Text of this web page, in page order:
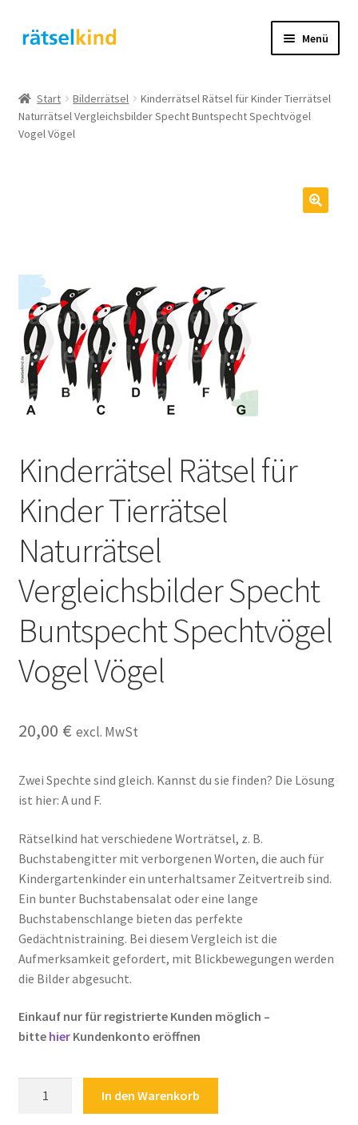
Zur
Navigation
Zum
Inhalt
Menü
AGB
Impressum
Kasse
Kontakt
Kostenlose Rätsel
Mein Konto
Shop
Über Rätselkind
Versandarten
Warenkorb
Start Bilderrätsel
Kinderrätsel Rätsel für Kinder Tierrätsel
Naturrätsel Vergleichsbilder Specht Buntspecht Spechtvögel
Vogel Vögel
Kinderrätsel Rätsel für
Kinder Tierrätsel
Naturrätsel
Vergleichsbilder Specht
Buntspecht Spechtvögel
Vogel Vögel
20,00 € excl. MwSt
Zwei Spechte sind gleich. Kannst du sie finden? Die Lösung
ist hier: A und F.
Rätselkind hat verschiedene Worträtsel, z. B.
Buchstabengitter mit verborgenen Worten, die auch für
Kindergartenkinder ein unterhaltsamer Zeitvertreib sind.
Ein bunter Buchstabensalat oder eine lange
Buchstabenschlange bieten das perfekte
Gedächtnistraining. Bei diesem Vergleich ist die
Aufmerksamkeit gefordert, mit Blickbewegungen werden
die Bilder abgesucht.
Einkauf nur für registrierte Kunden möglich –
bitte hierKundenkonto eröffnen
In den Warenkorb